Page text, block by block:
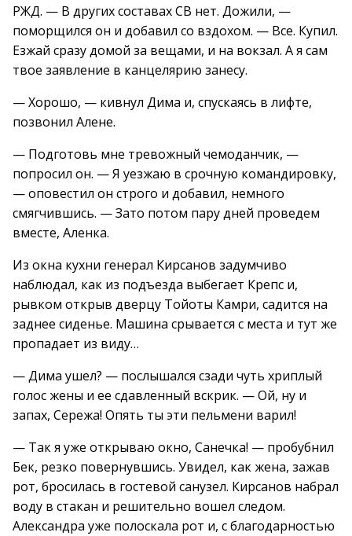
РЖД. — В других составах СВ нет. Дожили, —
поморщился он и добавил со вздохом. — Все. Купил.
Езжай сразу домой за вещами, и на вокзал. А я сам
твое заявление в канцелярию занесу.
— Хорошо, — кивнул Дима и, спускаясь в лифте,
позвонил Алене.
— Подготовь мне тревожный чемоданчик, —
попросил он. — Я уезжаю в срочную командировку,
— оповестил он строго и добавил, немного
смягчившись. — Зато потом пару дней проведем
вместе, Аленка.
Из окна кухни генерал Кирсанов задумчиво
наблюдал, как из подъезда выбегает Крепс и,
рывком открыв дверцу Тойоты Камри, садится на
заднее сиденье. Машина срывается с места и тут же
пропадает из виду…
— Дима ушел? — послышался сзади чуть хриплый
голос жены и ее сдавленный вскрик. — Ой, ну и
запах, Сережа! Опять ты эти пельмени варил!
— Так я уже открываю окно, Санечка! — пробубнил
Бек, резко повернувшись. Увидел, как жена, зажав
рот, бросилась в гостевой санузел. Кирсанов набрал
воду в стакан и решительно вошел следом.
Александра уже полоскала рот и, с благодарностью